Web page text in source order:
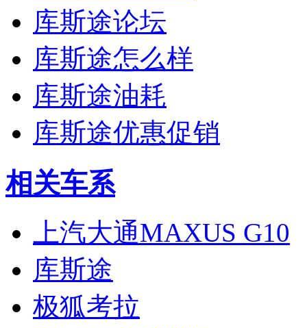
库斯途论坛
库斯途怎么样
库斯途油耗
库斯途优惠促销
相关车系
上汽大通MAXUS G10
库斯途
极狐考拉